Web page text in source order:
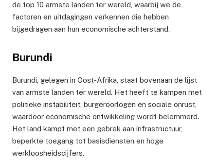
de top 10 armste landen ter wereld, waarbij we de
factoren en uitdagingen verkennen die hebben
bijgedragen aan hun economische achterstand.
Burundi
Burundi, gelegen in Oost-Afrika, staat bovenaan de lijst
van armste landen ter wereld. Het heeft te kampen met
politieke instabiliteit, burgeroorlogen en sociale onrust,
waardoor economische ontwikkeling wordt belemmerd.
Het land kampt met een gebrek aan infrastructuur,
beperkte toegang tot basisdiensten en hoge
werkloosheidscijfers.